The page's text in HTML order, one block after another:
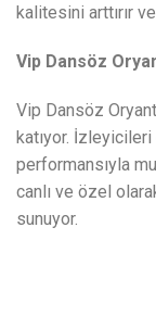
kalitesini arttırır
Vip Dansöz
Vip Dansöz
katıyor.
performansıyla
canlı ve özel
sunuyor.